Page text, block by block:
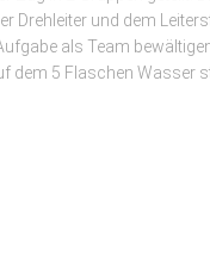
Drehleiter und dem
als Team
dem 5 Flaschen Wasser